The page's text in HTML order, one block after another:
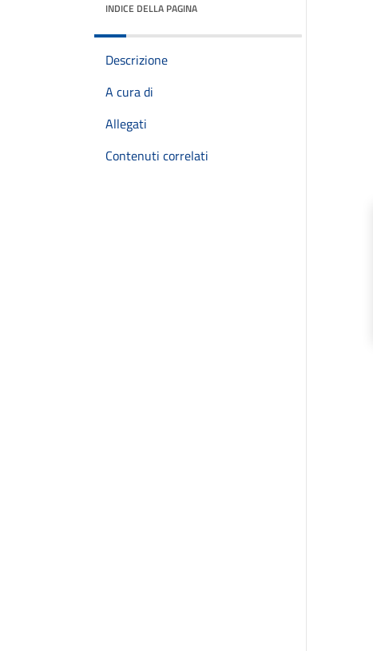
INDICE DELLA PAGINA
Descrizione
A cura di
Allegati
Contenuti correlati